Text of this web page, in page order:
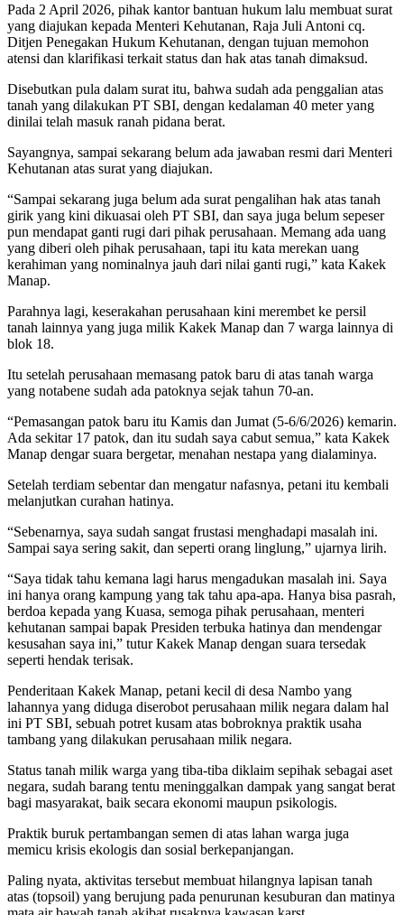
Pada 2 April 2026, pihak kantor bantuan hukum lalu membuat surat
yang diajukan kepada Menteri Kehutanan, Raja Juli Antoni cq.
Ditjen Penegakan Hukum Kehutanan, dengan tujuan memohon
atensi dan klarifikasi terkait status dan hak atas tanah dimaksud.
Disebutkan pula dalam surat itu, bahwa sudah ada penggalian atas
tanah yang dilakukan PT SBI, dengan kedalaman 40 meter yang
dinilai telah masuk ranah pidana berat.
Sayangnya, sampai sekarang belum ada jawaban resmi dari Menteri
Kehutanan atas surat yang diajukan.
“Sampai sekarang juga belum ada surat pengalihan hak atas tanah
girik yang kini dikuasai oleh PT SBI, dan saya juga belum sepeser
pun mendapat ganti rugi dari pihak perusahaan. Memang ada uang
yang diberi oleh pihak perusahaan, tapi itu kata merekan uang
kerahiman yang nominalnya jauh dari nilai ganti rugi,” kata Kakek
Manap.
Parahnya lagi, keserakahan perusahaan kini merembet ke persil
tanah lainnya yang juga milik Kakek Manap dan 7 warga lainnya di
blok 18.
Itu setelah perusahaan memasang patok baru di atas tanah warga
yang notabene sudah ada patoknya sejak tahun 70-an.
“Pemasangan patok baru itu Kamis dan Jumat (5-6/6/2026) kemarin.
Ada sekitar 17 patok, dan itu sudah saya cabut semua,” kata Kakek
Manap dengar suara bergetar, menahan nestapa yang dialaminya.
Setelah terdiam sebentar dan mengatur nafasnya, petani itu kembali
melanjutkan curahan hatinya.
“Sebenarnya, saya sudah sangat frustasi menghadapi masalah ini.
Sampai saya sering sakit, dan seperti orang linglung,” ujarnya lirih.
“Saya tidak tahu kemana lagi harus mengadukan masalah ini. Saya
ini hanya orang kampung yang tak tahu apa-apa. Hanya bisa pasrah,
berdoa kepada yang Kuasa, semoga pihak perusahaan, menteri
kehutanan sampai bapak Presiden terbuka hatinya dan mendengar
kesusahan saya ini,” tutur Kakek Manap dengan suara tersedak
seperti hendak terisak.
Penderitaan Kakek Manap, petani kecil di desa Nambo yang
lahannya yang diduga diserobot perusahaan milik negara dalam hal
ini PT SBI, sebuah potret kusam atas bobroknya praktik usaha
tambang yang dilakukan perusahaan milik negara.
Status tanah milik warga yang tiba-tiba diklaim sepihak sebagai aset
negara, sudah barang tentu meninggalkan dampak yang sangat berat
bagi masyarakat, baik secara ekonomi maupun psikologis.
Praktik buruk pertambangan semen di atas lahan warga juga
memicu krisis ekologis dan sosial berkepanjangan.
Paling nyata, aktivitas tersebut membuat hilangnya lapisan tanah
atas (topsoil) yang berujung pada penurunan kesuburan dan matinya